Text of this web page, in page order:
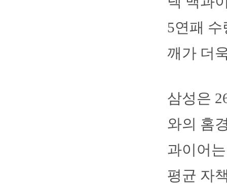
5연패
깨가 더
삼성은
와의 홈
과이어
평균 자